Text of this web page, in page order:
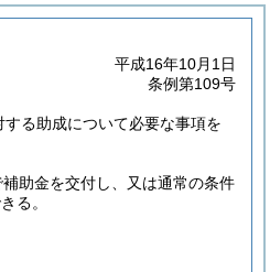
平成16年10月1日
条例第109号
る助成について必要な事項を
助金を交付し、又は通常の条件
る。